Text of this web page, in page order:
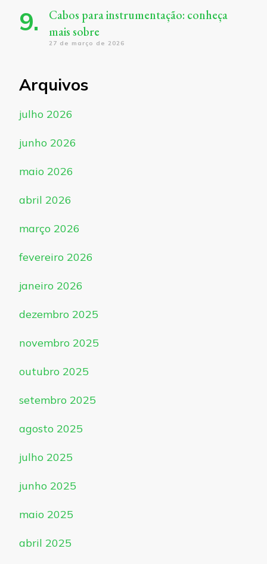
Cabos para instrumentação: conheça
mais sobre
27 de março de 2026
Arquivos
julho 2026
junho 2026
maio 2026
abril 2026
março 2026
fevereiro 2026
janeiro 2026
dezembro 2025
novembro 2025
outubro 2025
setembro 2025
agosto 2025
julho 2025
junho 2025
maio 2025
abril 2025